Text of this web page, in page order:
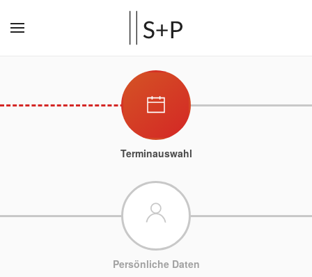
Terminauswahl
Persönliche Daten